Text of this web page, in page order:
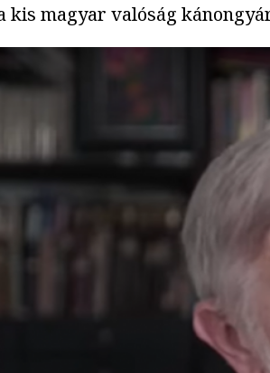
kis magyar valóság